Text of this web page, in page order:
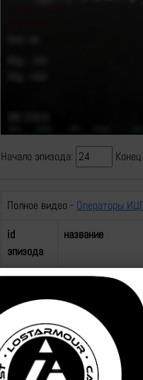
Начало эпизода:
Полное видео - Операторы
id
эпизода
название
84518
Удар по пехоте
ВСУ
84519
Удар по пехоте
ВСУ